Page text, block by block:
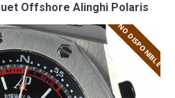
Offshore Alinghi Polaris
NO DISPONIBLE